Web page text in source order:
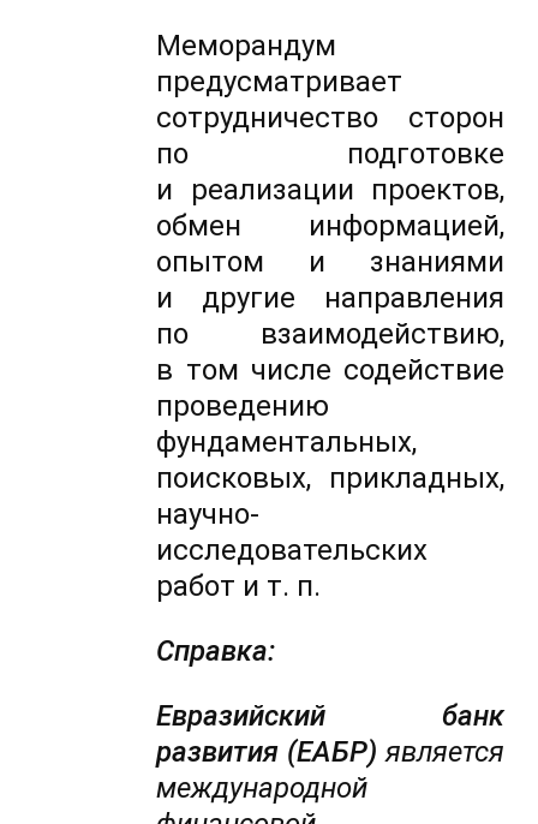
Меморандум
предусматривает
сотрудничество сторон
по подготовке
и реализации проектов,
обмен информацией,
опытом и знаниями
и другие направления
по взаимодействию,
в том числе содействие
проведению
фундаментальных,
поисковых, прикладных,
научно-
исследовательских
работ и т. п.
Справка:
Евразийский банк
развития (ЕАБР) является
международной